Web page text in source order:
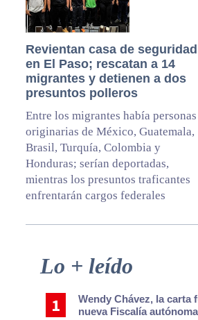
Revientan casa de seguridad
en El Paso; rescatan a 14
migrantes y detienen a dos
presuntos polleros
Entre los migrantes había personas
originarias de México, Guatemala,
Brasil, Turquía, Colombia y
Honduras; serían deportadas,
mientras los presuntos traficantes
enfrentarán cargos federales
Primary
Sidebar
Lo + leído
Wendy Chávez, la carta
nueva Fiscalía autónoma